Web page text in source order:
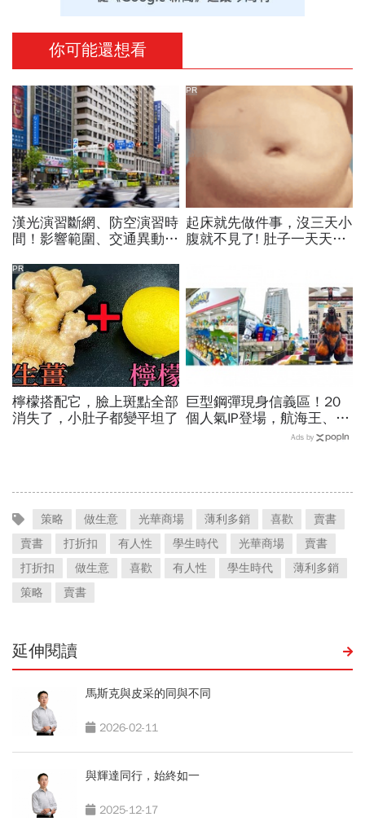
你可能還想看
漢光演習斷網、防空演習時
間！影響範圍、交通異動…
鎮韌性演習不配合最高罰
15萬
起床就先做件事，沒三天小
腹就不見了! 肚子一天天變
PR
檸檬搭配它，臉上斑點全部
消失了，小肚子都變平坦了
PR
巨型鋼彈現身信義區！20
個人氣IP登場，航海王、哥
吉拉、七龍珠、寶可夢…盤
Ads by
策略 做生意 光華商場 薄利多銷 喜歡
賣書
賣書
打折扣 有人性 學生時代 光華商場
賣書
打折扣
做生意 喜歡 有人性 學生時代
薄利多銷
策略
賣書
延伸閱讀
馬斯克與皮采的同與不同
2026-02-11
與輝達同行，始終如一
2025-12-17